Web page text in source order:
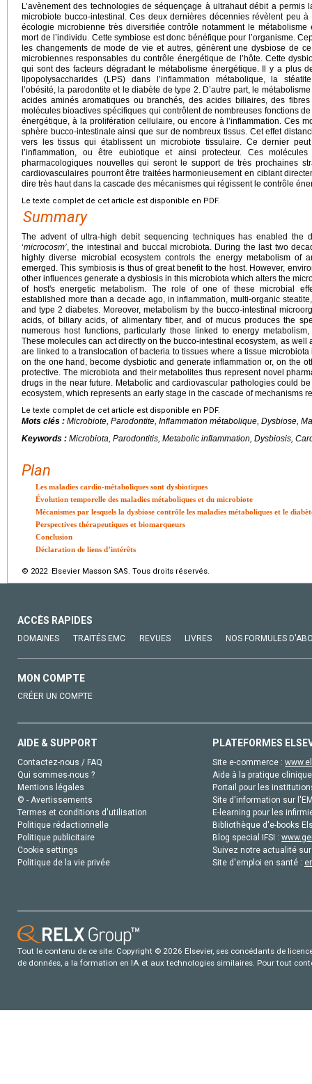
L’avènement des technologies de séquençage à ultrahaut débit a permis
microbiote bucco-intestinal. Ces deux dernières décennies révèlent peu
écologie microbienne très diversifiée contrôle notamment le
mort de l’individu. Cette symbiose est donc bénéfique pour l’organisme.
les changements de mode de vie et autres, génèrent une dysbiose de
microbiennes responsables du contrôle énergétique de l’hôte. Cette
qui sont des facteurs dégradant le métabolisme énergétique. Il y a plus
lipopolysaccharides (LPS) dans l’inflammation métabolique, la
l’obésité, la parodontite et le diabète de type 2. D’autre part, le
acides aminés aromatiques ou branchés, des acides biliaires, des
molécules bioactives spécifiques qui contrôlent de nombreuses fonctions
énergétique, à la prolifération cellulaire, ou encore à l’inflammation. Ces
sphère bucco-intestinale ainsi que sur de nombreux tissus. Cet effet
vers les tissus qui établissent un microbiote tissulaire. Ce dernier
l’inflammation, ou être eubiotique et ainsi protecteur. Ces
pharmacologiques nouvelles qui seront le support de très prochaines
cardiovasculaires pourront être traitées harmonieusement en ciblant
dire très haut dans la cascade des mécanismes qui régissent le contrôle
Le texte complet de cet article est disponible en PDF.
Summary
The advent of ultra-high debit sequencing techniques has enabled the
‘microcosm’, the intestinal and buccal microbiota. During the last two
highly diverse microbial ecosystem controls the energy metabolism of
emerged. This symbiosis is thus of great benefit to the host. However,
other influences generate a dysbiosis in this microbiota which alters the
of host's energetic metabolism. The role of one of these microbial
established more than a decade ago, in inflammation, multi-organic
and type 2 diabetes. Moreover, metabolism by the bucco-intestinal
acids, of biliary acids, of alimentary fiber, and of mucus produces the
numerous host functions, particularly those linked to energy
These molecules can act directly on the bucco-intestinal ecosystem, as well
are linked to a translocation of bacteria to tissues where a tissue
on the one hand, become dysbiotic and generate inflammation or, on the
protective. The microbiota and their metabolites thus represent novel
drugs in the near future. Metabolic and cardiovascular pathologies could
ecosystem, which represents an early stage in the cascade of mechanisms
Le texte complet de cet article est disponible en PDF.
Mots clés : Microbiote, Parodontite, Inflammation métabolique, Dysbiose,
Keywords : Microbiota, Parodontitis, Metabolic inflammation, Dysbiosis,
Plan
Les maladies cardio-métaboliques sont dysbiotiques
Évolution temporelle des maladies métaboliques et du microbiote
Mécanismes par lesquels la dysbiose contrôle les maladies métaboliques et le
Perspectives thérapeutiques et biomarqueurs
Conclusion
Déclaration de liens d’intérêts
© 2022 Elsevier Masson SAS. Tous droits réservés.
ACCÈS RAPIDES
DOMAINES TRAITÉS EMC REVUES LIVRES NOS FORMULES
MON COMPTE
CRÉER UN COMPTE
AIDE & SUPPORT
Contactez-nous / FAQ
Qui sommes-nous ?
Mentions légales
© - Avertissements
Termes et conditions d'utilisation
Politique rédactionnelle
Politique publicitaire
Cookie settings
Politique de la vie privée
PLATEFORMES
Site e-commerce :
Aide à la pratique
Portail pour les
Site d'information sur
E-learning pour les
Bibliothèque d'e-books
Blog special IFSI :
Suivez notre actualité
Site d'emploi en santé :
Tout le contenu de ce site: Copyright © 2026 Elsevier, ses concédants de
de données, a la formation en IA et aux technologies similaires. Pour tout